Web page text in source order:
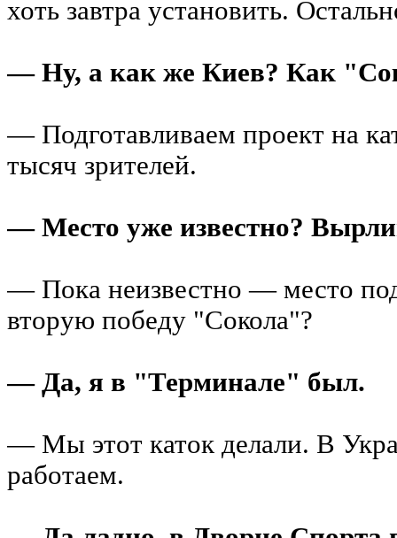
хоть завтра установить.
— Ну, а как же Киев? Как
— Подготавливаем проект на
тысяч зрителей.
— Место уже известно?
— Пока неизвестно — место
вторую победу "Сокола"?
— Да, я в "Терминале" был.
— Мы этот каток делали. В
работаем.